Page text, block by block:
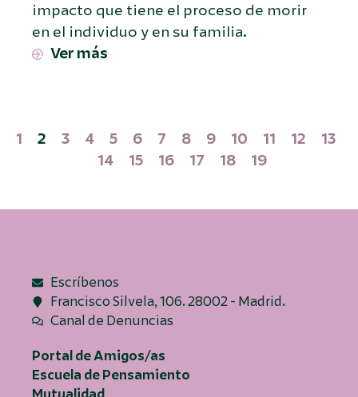
impacto que tiene el proceso de morir
en el individuo y en su familia.
Ver más
1 2 3 4 5 6 7 8 9 10 11 12
13
14
15 16 17 18 19
Escríbenos
Francisco Silvela, 106. 28002 - Madrid.
Canal de Denuncias
Portal de Amigos/as
Escuela de Pensamiento